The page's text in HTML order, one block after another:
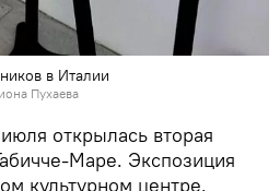
в Италии
Пухаева
открылась вторая
Маре. Экспозиция
культурном центре.